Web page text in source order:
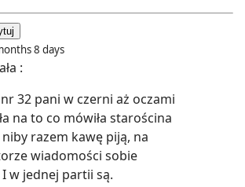
8 days
:
32 pani w czerni aż oczami
na to co mówiła starościna
razem kawę piją, na
wiadomości sobie
I w jednej partii są.